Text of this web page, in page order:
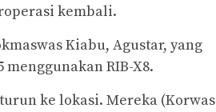
kembali.
Kiabu, Agustar, yang
RIB-X8.
ke lokasi. Mereka (Korwas